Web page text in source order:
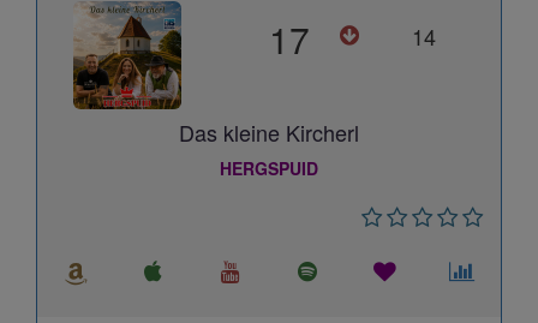
17 14
Das kleine Kircherl
HERGSPUID